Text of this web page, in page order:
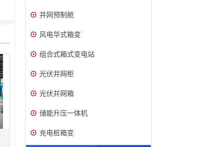
并网预制舱
风电华式箱变
组合式箱式变电站
光伏并网柜
光伏并网箱
储能升压一体机
充电桩箱变